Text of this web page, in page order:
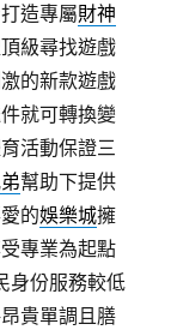
造專屬財神
級尋找遊戲
的新款遊戲
就可轉換變
活動保證三
幫助下提供
的娛樂城擁
專業為起點
身份服務較低
貴單調且膳